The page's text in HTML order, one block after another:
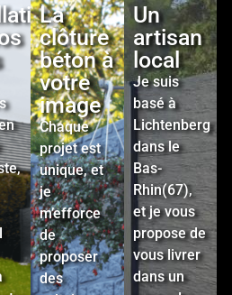
La
clôture
béton à
votre
image
Chaque
projet est
unique, et
je
m’efforce
de
proposer
des
Un
artisan
local
Je suis
basé à
Lichtenberg
dans le
Bas-
Rhin(67),
et je vous
propose de
vous livrer
dans un